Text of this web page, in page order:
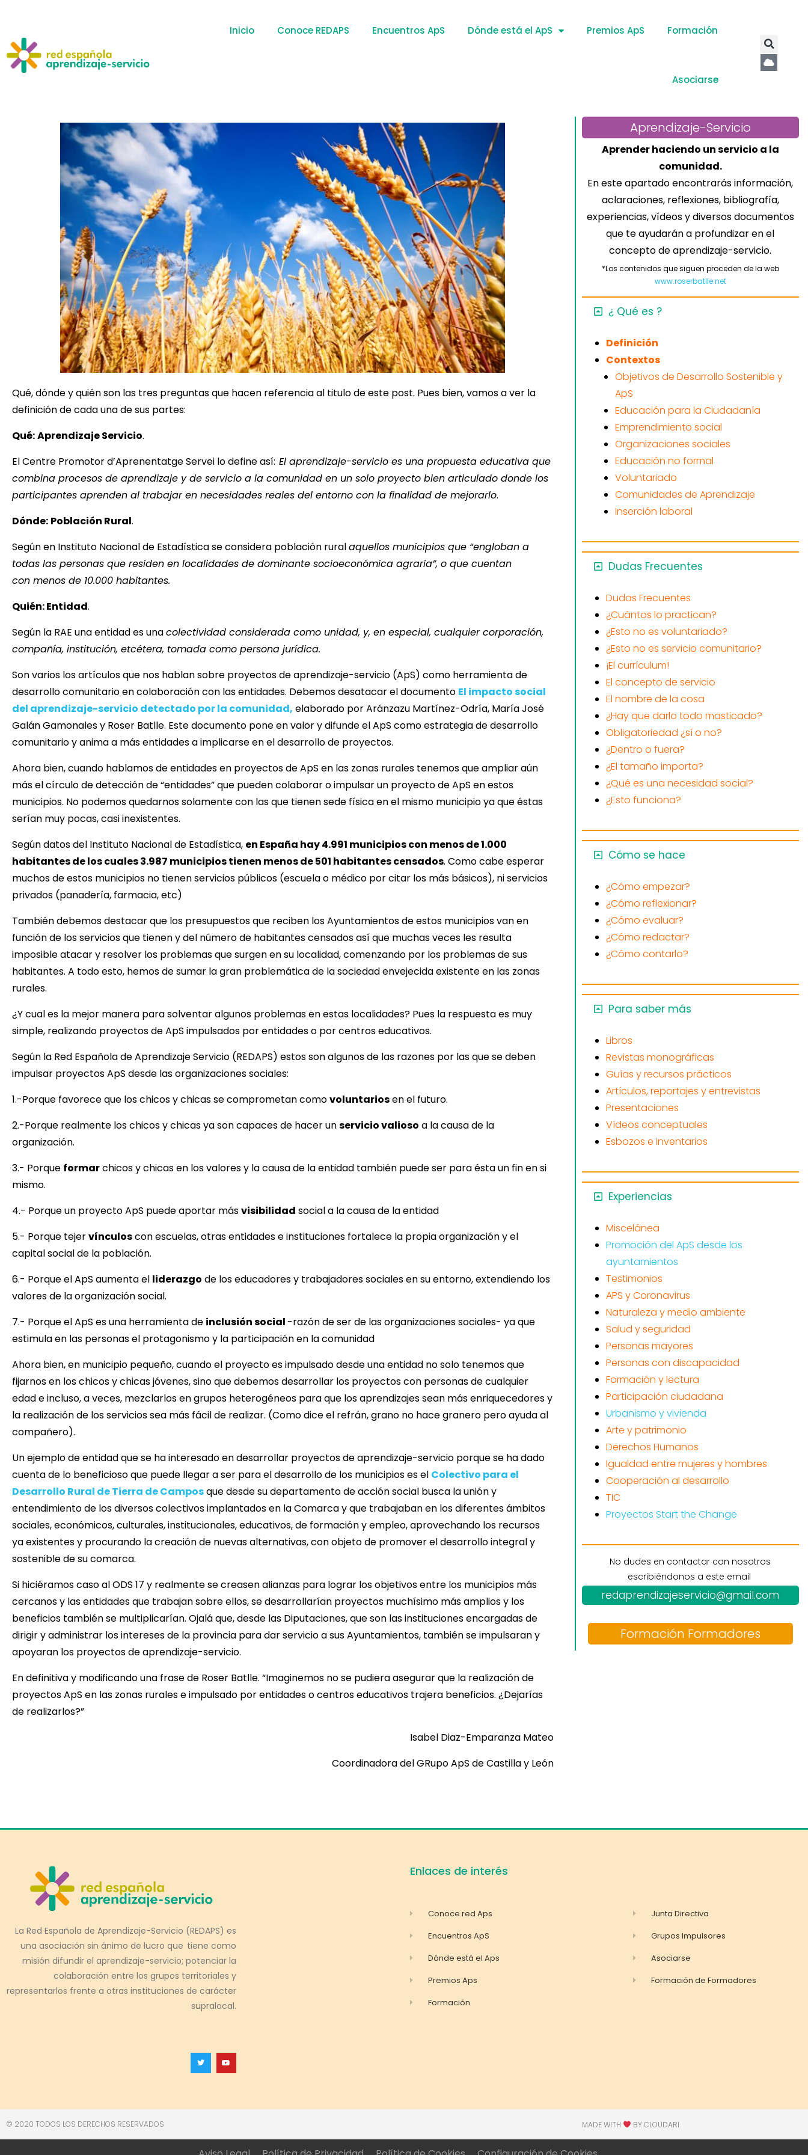
Inicio Conoce REDAPS Encuentros ApS Dónde está el ApS Premios ApS Formación
Asociarse
Qué, dónde y quién son las tres preguntas que hacen referencia al titulo de este post. Pues bien, vamos a ver la
definición de cada una de sus partes:
Qué:Aprendizaje Servicio.
El Centre Promotor d’Aprenentatge Servei lo define así: El aprendizaje-servicio es una propuesta educativa que
combina procesos de aprendizaje y de servicio a la comunidad en un solo proyecto bien articulado donde los
participantes aprenden al trabajar en necesidades reales del entorno con la finalidad de mejorarlo.
Dónde: Población Rural.
Según en Instituto Nacional de Estadística se considera población ruralaquellos municipios que “engloban a
todas las personas que residen en localidades de dominante socioeconómica agraria”, o que cuentan
con menos de 10.000 habitantes.
Quién: Entidad.
Según la RAE una entidad es unacolectividad considerada como unidad, y, en especial, cualquier corporación,
compañía, institución, etcétera, tomada como persona jurídica.
Son varios los artículos que nos hablan sobre proyectos de aprendizaje-servicio (ApS) como herramienta de
desarrollo comunitario en colaboración con las entidades. Debemos desatacar el documento El impacto social
del aprendizaje-servicio detectado por la comunidad, elaborado por Aránzazu Martínez-Odría, María José
Galán Gamonales y Roser Batlle. Este documento pone en valor y difunde el ApS como estrategia de desarrollo
comunitario y anima a más entidades a implicarse en el desarrollo de proyectos.
Ahora bien, cuando hablamos de entidades en proyectos de ApS en las zonas rurales tenemos que ampliar aún
más el círculo de detección de “entidades” que pueden colaborar o impulsar un proyecto de ApS en estos
municipios. No podemos quedarnos solamente con las que tienen sede física en el mismo municipio ya que éstas
serían muy pocas, casi inexistentes.
Según datos del Instituto Nacional de Estadística, en España hay 4.991 municipios con menos de 1.000
habitantes de los cuales 3.987 municipios tienen menos de 501 habitantes censados. Como cabe esperar
muchos de estos municipios no tienen servicios públicos (escuela o médico por citar los más básicos), ni servicios
privados (panadería, farmacia, etc)
También debemos destacar que los presupuestos que reciben los Ayuntamientos de estos municipios van en
función de los servicios que tienen y del número de habitantes censados así que muchas veces les resulta
imposible atacar y resolver los problemas que surgen en su localidad, comenzando por los problemas de sus
habitantes. A todo esto, hemos de sumar la gran problemática de la sociedad envejecida existente en las zonas
rurales.
¿Y cual es la mejor manera para solventar algunos problemas en estas localidades? Pues la respuesta es muy
simple, realizando proyectos de ApS impulsados por entidades o por centros educativos.
Según la Red Española de Aprendizaje Servicio (REDAPS) estos son algunos de las razones por las que se deben
impulsar proyectos ApS desde las organizaciones sociales:
1.-Porque favorece que los chicos y chicas se comprometan comovoluntariosen el futuro.
2.-Porque realmente los chicos y chicas ya son capaces de hacer unservicio valioso a la causa de la
organización.
3.- Porque formarchicos y chicas en los valores y la causa de la entidad también puede ser para ésta un fin en si
mismo.
4.- Porque un proyecto ApS puede aportar másvisibilidad social a la causa de la entidad
5.- Porque tejervínculoscon escuelas, otras entidades e instituciones fortalece la propia organización y el
capital social de la población.
6.- Porque el ApS aumenta el liderazgo de los educadores y trabajadores sociales en su entorno, extendiendo los
valores de la organización social.
7.- Porque el ApS es una herramienta de inclusión social -razón de ser de las organizaciones sociales- ya que
estimula en las personas el protagonismo y la participación en la comunidad
Ahora bien, en municipio pequeño, cuando el proyecto es impulsado desde una entidad no solo tenemos que
fijarnos en los chicos y chicas jóvenes, sino que debemos desarrollar los proyectos con personas de cualquier
edad e incluso, a veces, mezclarlos en grupos heterogéneos para que los aprendizajes sean más enriquecedores y
la realización de los servicios sea más fácil de realizar. (Como dice el refrán, grano no hace granero pero ayuda al
compañero).
Un ejemplo de entidad que se ha interesado en desarrollar proyectos de aprendizaje-servicio porque se ha dado
cuenta de lo beneficioso que puede llegar a ser para el desarrollo de los municipios es el Colectivo para el
Desarrollo Rural de Tierra de Camposque desde su departamento de acción social busca la unión y
entendimiento de los diversos colectivos implantados en la Comarca y que trabajaban en los diferentes ámbitos
sociales, económicos, culturales, institucionales, educativos, de formación y empleo, aprovechando los recursos
ya existentes y procurando la creación de nuevas alternativas, con objeto de promover el desarrollo integral y
sostenible de su comarca.
Si hiciéramos caso al ODS 17 y realmente se creasen alianzas para lograr los objetivos entre los municipios más
cercanos y las entidades que trabajan sobre ellos, se desarrollarían proyectos muchísimo más amplios y los
beneficios también se multiplicarían. Ojalá que, desde las Diputaciones, que son las instituciones encargadas de
dirigir y administrar los intereses de la provincia para dar servicio a sus Ayuntamientos, también se impulsaran y
apoyaran los proyectos de aprendizaje-servicio.
En definitiva y modificando una frase de Roser Batlle. “Imaginemos no se pudiera asegurar que la realización de
proyectos ApS en las zonas rurales e impulsado por entidades o centros educativos trajera beneficios. ¿Dejarías
de realizarlos?”
Isabel Diaz-Emparanza Mateo
Coordinadora del GRupo ApS de Castilla y León
Aprendizaje-Servicio
Aprender haciendo un servicio a la
comunidad.
En este apartado encontrarás información,
aclaraciones, reflexiones, bibliografía,
experiencias, vídeos y diversos documentos
que te ayudarán a profundizar en el
concepto de aprendizaje-servicio.
*Los contenidos que siguen proceden de la web
www.roserbatlle.net
¿ Qué es ?
Definición
Contextos
Objetivos de Desarrollo Sostenible y
ApS
Educación para la Ciudadanía
Emprendimiento social
Organizaciones sociales
Educación no formal
Voluntariado
Comunidades de Aprendizaje
Inserción laboral
Dudas Frecuentes
Dudas Frecuentes
¿Cuántos lo practican?
¿Esto no es voluntariado?
¿Esto no es servicio comunitario?
¡El currículum!
El concepto de servicio
El nombre de la cosa
¿Hay que darlo todo masticado?
Obligatoriedad ¿sí o no?
¿Dentro o fuera?
¿El tamaño importa?
¿Qué es una necesidad social?
¿Esto funciona?
Cómo se hace
¿Cómo empezar?
¿Cómo reflexionar?
¿Cómo evaluar?
¿Cómo redactar?
¿Cómo contarlo?
Para saber más
Libros
Revistas monográficas
Guías y recursos prácticos
Artículos, reportajes y entrevistas
Presentaciones
Vídeos conceptuales
Esbozos e inventarios
Experiencias
Miscelánea
Promoción del ApS desde los
ayuntamientos
Testimonios
APS y Coronavirus
Naturaleza y medio ambiente
Salud y seguridad
Personas mayores
Personas con discapacidad
Formación y lectura
Participación ciudadana
Urbanismo y vivienda
Arte y patrimonio
Derechos Humanos
Igualdad entre mujeres y hombres
Cooperación al desarrollo
TIC
Proyectos Start the Change
No dudes en contactar con nosotros
escribiéndonos a este email
redaprendizajeservicio@gmail.com
Formación Formadores
La Red Española de Aprendizaje-Servicio (REDAPS) es
una asociación sin ánimo de lucro que tiene como
misión difundir el aprendizaje-servicio; potenciar la
colaboración entre los grupos territoriales y
representarlos frente a otras instituciones de carácter
supralocal.
Enlaces de interés
Conoce red Aps
Encuentros ApS
Dónde está el Aps
Premios Aps
Formación
Junta Directiva
Grupos Impulsores
Asociarse
Formación de Formadores
© 2020 TODOS LOS DERECHOS RESERVADOS MADE WITH BY CLOUDARI​